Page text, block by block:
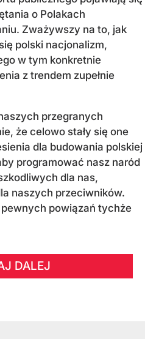
o Polakach
Zważywszy na to, jak
polski nacjonalizm,
w tym konkretnie
z trendem zupełnie
przegranych
że celowo stały się one
dla budowania polskiej
programować nasz naród
dla nas,
naszych przeciwników.
powiązań tychże
DALEJ